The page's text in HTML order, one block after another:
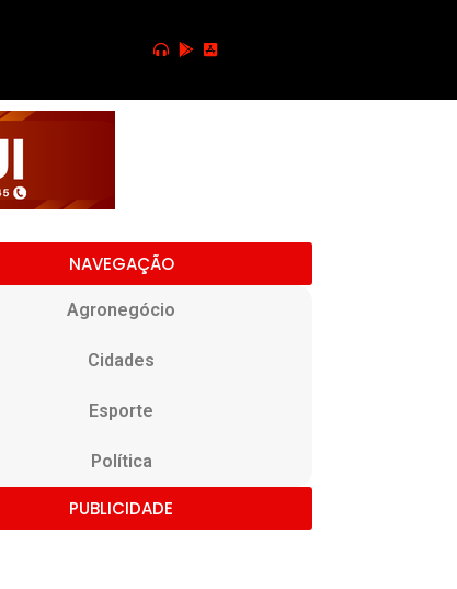
NAVEGAÇÃO
Agronegócio
Cidades
Esporte
Política
PUBLICIDADE